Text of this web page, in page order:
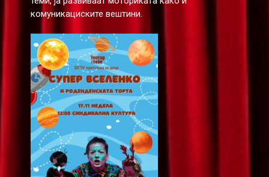
комуникациските вештини.